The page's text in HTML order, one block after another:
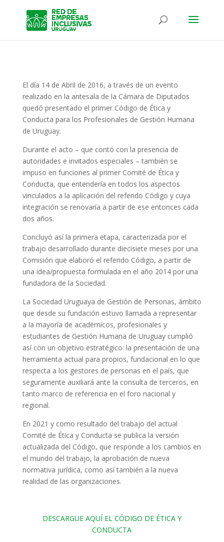
El día 14 de Abril de 2016, a través de un evento
realizado en la antesala de la Cámara de Diputados
quedó presentado el primer Código de Ética y
Conducta para los Profesionales de Gestión Humana
de Uruguay.
Durante el acto – que contó con la presencia de
autoridades e invitados especiales – también se
impuso en funciones al primer Comité de Ética y
Conducta, que entendería en todos los aspectos
vinculados a la aplicación del referido Código y cuya
integración se renovaría a partir de ese entonces cada
dos años.
Concluyó así la primera etapa, caracterizada por el
trabajo desarrollado durante diecisiete meses por una
Comisión que elaboró el referido Código, a partir de
una idea/propuesta formulada en el año 2014 por una
fundadora de la Sociedad.
La Sociedad Uruguaya de Gestión de Personas, ámbito
que desde su fundación estuvo llamada a representar
a la mayoría de académicos, profesionales y
estudiantes de Gestión Humana de Uruguay cumplió
así con un objetivo estratégico: la presentación de una
herramienta actual para propios, fundacional en lo que
respecta a los gestores de personas en el país, que
seguramente auxiliará ante la consulta de terceros, en
tanto marco de referencia en el foro nacional y
regional.
En 2021 y como resultado del trabajo del actual
Comité de Ética y Conducta se publica la versión
actualizada del Código, que responde a los cambios en
el mundo del trabajo, la aprobación de nueva
normativa jurídica, como así también a la nueva
realidad de las organizaciones.
DESCARGUE AQUÍ EL CÓDIGO DE ÉTICA Y
CONDUCTA